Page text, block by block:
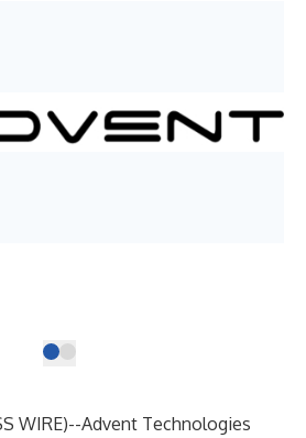
WIRE)--Advent Technologies